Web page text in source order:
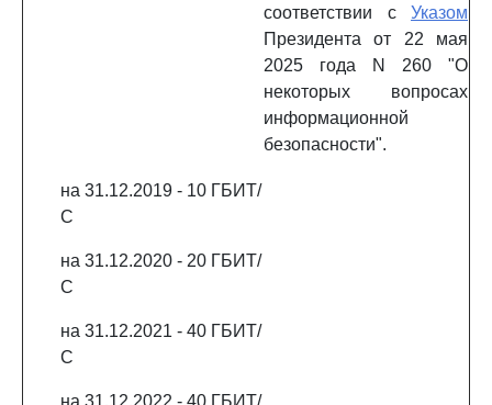
соответствии с Указом
Президента от 22 мая
2025 года N 260 "О
некоторых вопросах
информационной
безопасности".
на 31.12.2019 - 10 ГБИТ/
С
на 31.12.2020 - 20 ГБИТ/
С
на 31.12.2021 - 40 ГБИТ/
С
на 31.12.2022 - 40 ГБИТ/